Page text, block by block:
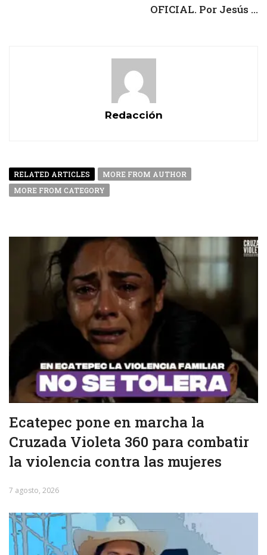
OFICIAL. Por Jesús ...
Redacción
RELATED ARTICLES
MORE FROM AUTHOR
MORE FROM CATEGORY
Ecatepec pone en marcha la
Cruzada Violeta 360 para combatir
la violencia contra las mujeres
7 agosto, 2026